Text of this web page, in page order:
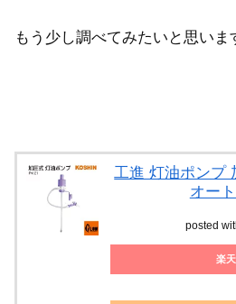
もう少し調べてみたいと思いま
工進 灯油ポンプ
オー
posted
楽